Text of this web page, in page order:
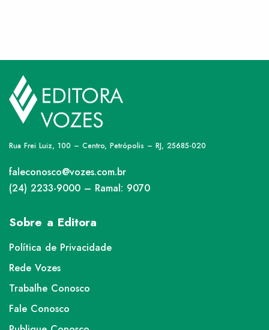
Rua Frei Luiz, 100 – Centro, Petrópolis – RJ, 25685-020
faleconosco@vozes.com.br
(24) 2233-9000 – Ramal: 9070
Sobre a Editora
Política de Privacidade
Rede Vozes
Trabalhe Conosco
Fale Conosco